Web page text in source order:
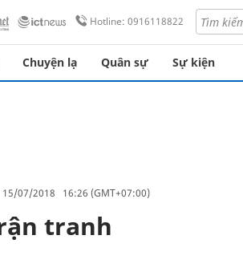
Hotline: 0916118822
Chuyện lạ Quân sự Sự kiện
15/07/2018 16:26 (GMT+07:00)
tranh